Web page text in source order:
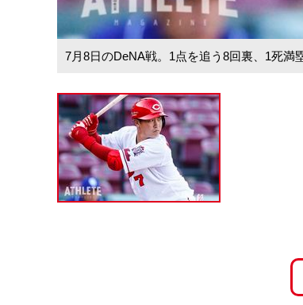
7月8日のDeNA戦。1点を追う8回裏、1死満